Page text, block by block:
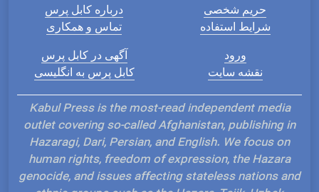
درباره کابل پرس
تماس و همکاری
حریم شخصی
شرایط استفاده
آگهی در کابل پرس
کابل پرس به انگلیسی
ورود
نقشه سایت
Kabul Press is the most-read independent media
outlet covering so-called Afghanistan, publishing in
Hazaragi, Dari, Persian, and English. We focus on
human rights, freedom of expression, the Hazara
genocide, and issues affecting stateless nations and